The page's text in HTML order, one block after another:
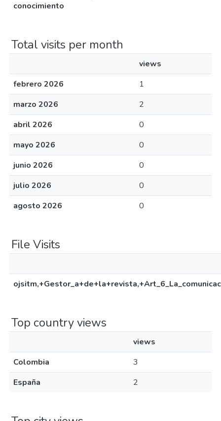
conocimiento
Total visits per month
views
febrero 2026
1
marzo 2026
2
abril 2026
0
mayo 2026
0
junio 2026
0
julio 2026
0
agosto 2026
0
File Visits
Top country views
views
Colombia
3
España
2